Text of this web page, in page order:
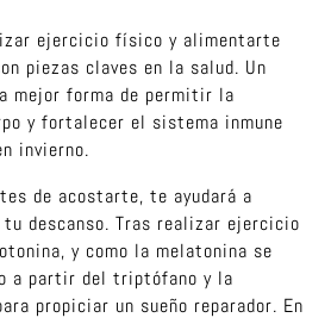
ejercicio físico y alimentarte
piezas claves en la salud. Un
mejor forma de permitir la
y fortalecer el sistema inmune
invierno.
de acostarte, te ayudará a
descanso. Tras realizar ejercicio
y como la melatonina se
a partir del triptófano y la
propiciar un sueño reparador. En